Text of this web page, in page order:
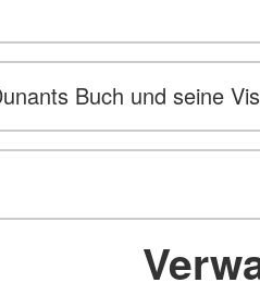
Buch und seine